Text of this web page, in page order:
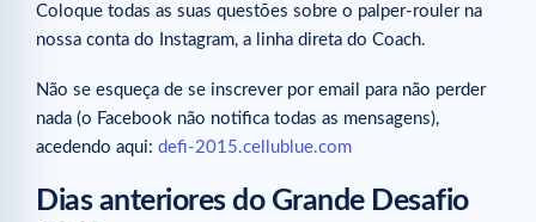
Coloque todas as suas questões sobre o palper-rouler na
nossa conta do Instagram, a linha direta do Coach.
Não se esqueça de se inscrever por email para não perder
nada (o Facebook não notifica todas as mensagens),
acedendo aqui: defi-2015.cellublue.com
Dias anteriores do Grande Desafio